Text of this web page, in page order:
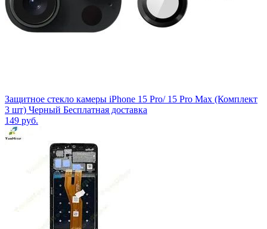
Защитное стекло камеры iPhone 15 Pro/ 15 Pro Max (Комплект
3 шт) Черный Бесплатная доставка
149 руб.